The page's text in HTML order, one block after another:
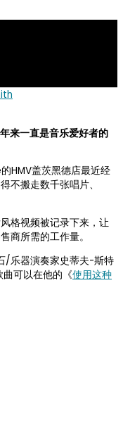
来一直是音乐爱好者的
HMV盖茨黑德店最近经
不搬走数千张唱片、
格视频被记录下来，让
商所需的工作量。
/乐器演奏家史蒂夫-斯特
曲可以在他的《使用这种